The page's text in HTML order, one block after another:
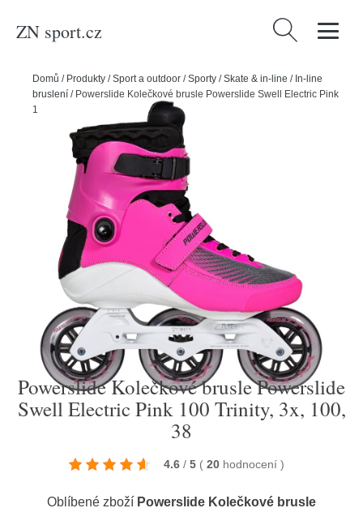
ZN sport.cz Vyhledávání
Domů / Produkty /Sport a outdoor /Sporty /Skate & in-line / In-line
bruslení / Powerslide Kolečkové brusle Powerslide Swell Electric Pink
100 Trinity, 3x, 100, 38
Powerslide Kolečkové brusle Powerslide
Swell Electric Pink 100 Trinity, 3x, 100,
38
4.6 / 5 ( 20 hodnocení )
Oblíbené zboží Powerslide Kolečkové brusle